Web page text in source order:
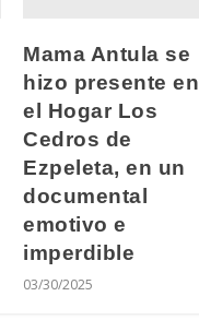
Mama Antula se
hizo presente en
el Hogar Los
Cedros de
Ezpeleta, en un
documental
emotivo e
imperdible
03/30/2025